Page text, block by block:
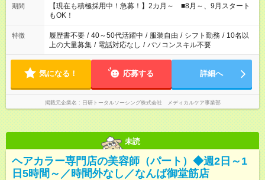
たくない」 など、ご希望を教えてくださいね。 ※Wワーク希望
の方へ 今ご覧のお仕事で希望する勤務時間と、もう1つのお仕事
の勤務時間。 合計で週40時間を超える場合は応募できません。
期間
【現在も積極採用中！急募！】2カ月～ ■8月～、9月スタート
もOK！
特徴 履歴書不要 / 40～50代活躍中 / 服装自由 / シフト勤務 / 10名以
上の大量募集 / 電話対応なし / パソコンスキル不要
気になる！ 応募する 詳細へ
掲載元企業名 日研トータルソーシング株式会社 メディカルケア事業部
未読
ヘアカラー専門店の美容師（パート）◆週2日～1
日5時間～／時間外なし／なんば御堂筋店